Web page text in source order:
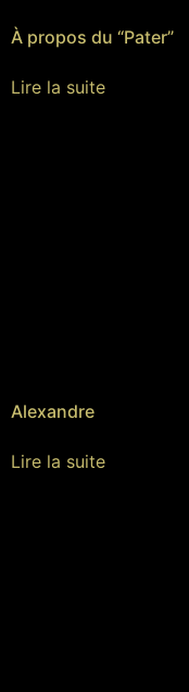
À propos du “Pater”
Lire la suite
Alexandre
Lire la suite